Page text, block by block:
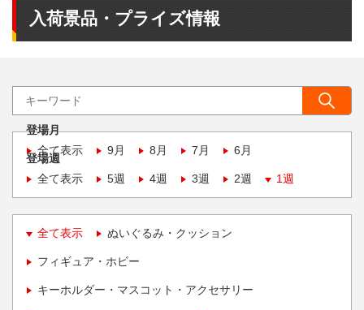
入荷景品・プライズ情報
登場月
全て表示
9月 8月 7月 6月
登場週
全て表示
5週 4週 3週 2週 1週
全て表示 ぬいぐるみ・クッション
フィギュア・ホビー
キーホルダー・マスコット・アクセサリー